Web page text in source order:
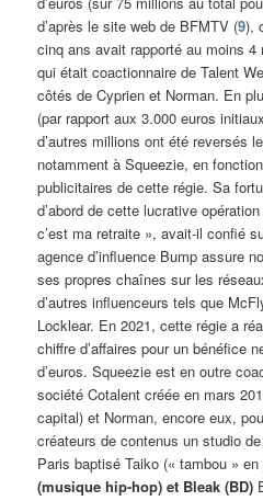
d’après le site web de BFMTV (9),
cinq ans avait rapporté au moins 4
qui était coactionnaire de Talent
côtés de Cyprien et Norman. En
(par rapport aux 3.000 euros
d’autres millions ont été reversés
notamment à Squeezie, en
publicitaires de cette régie. Sa
d’abord de cette lucrative
c’est ma retraite », avait-il confié
agence d’influence Bump assure
ses propres chaînes sur les
d’autres influenceurs tels que
Locklear. En 2021, cette régie a
chiffre d’affaires pour un bénéfice
d’euros. Squeezie est en outre
société Cotalent créée en mars
capital) et Norman, encore eux,
créateurs de contenus un studio
Paris baptisé Taiko (« tambou »
(musique hip-hop) et Bleak (BD)